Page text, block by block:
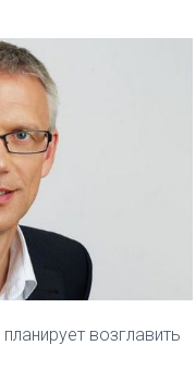
возглавить